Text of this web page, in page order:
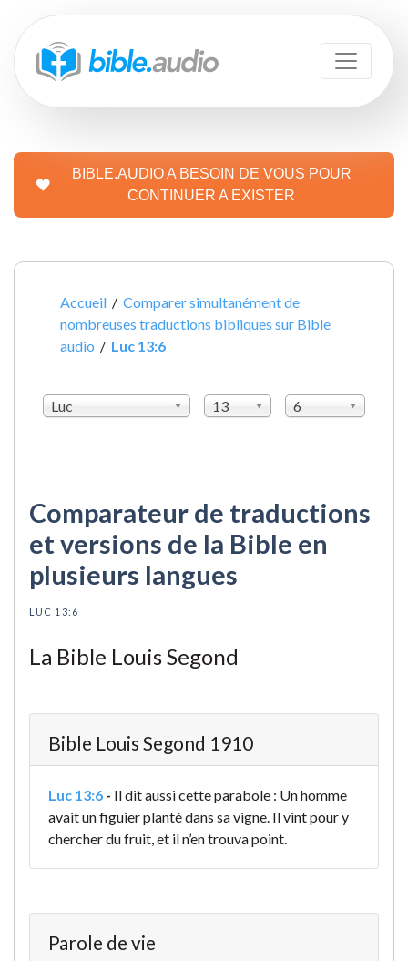
BIBLE.AUDIO A BESOIN DE VOUS POUR
CONTINUER A EXISTER
Accueil /Comparer simultanément de
nombreuses traductions bibliques sur Bible
audio / Luc 13:6
Luc 13 6
Comparateur de traductions
et versions de la Bible en
plusieurs langues
LUC 13:6
La Bible Louis Segond
Bible Louis Segond 1910
Luc 13:6 - Il dit aussi cette parabole : Un homme
avait un figuier planté dans sa vigne. Il vint pour y
chercher du fruit, et il n’en trouva point.
Parole de vie